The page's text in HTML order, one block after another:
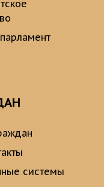
системы